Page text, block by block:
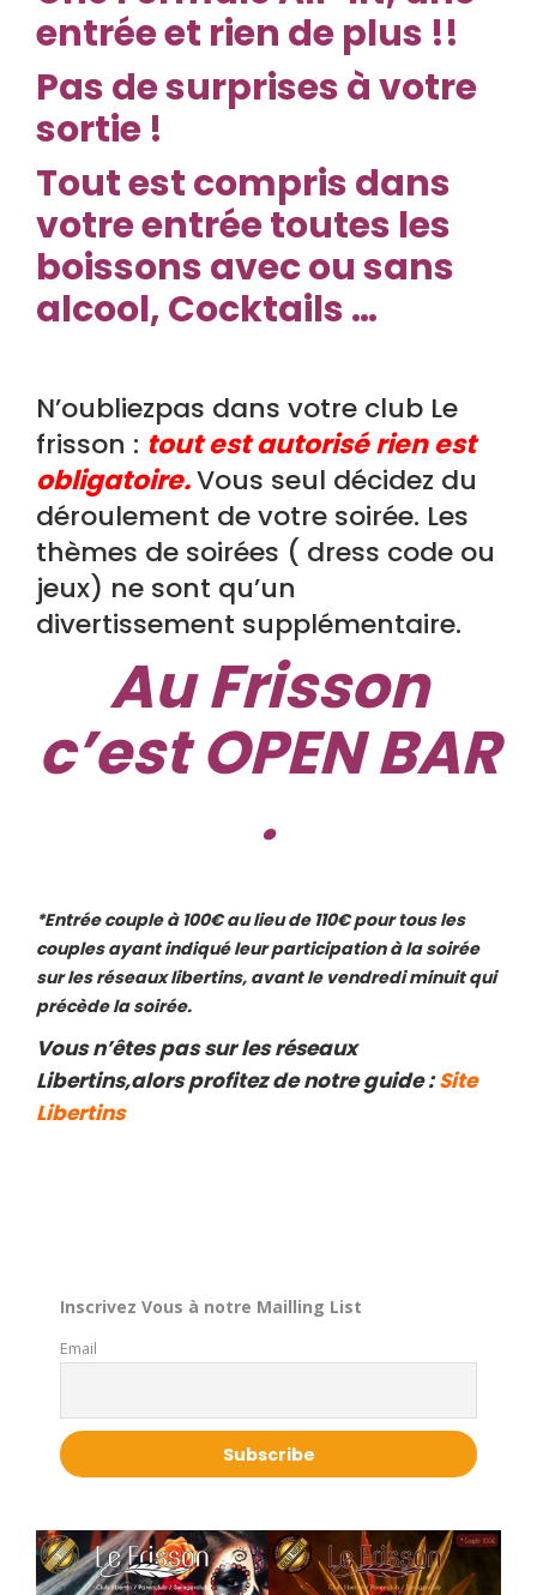
entrée et rien de plus !!
Pas de surprises à votre
sortie !
Tout est compris dans
votre entrée toutes les
boissons avec ou sans
alcool, Cocktails …
N’oubliezpas dans votre club Le
frisson : tout est autorisé rien est
obligatoire.Vous seul décidez du
déroulement de votre soirée. Les
thèmes de soirées ( dress code ou
jeux) ne sont qu’un
divertissement supplémentaire.
Au Frisson
c’est OPEN BAR
.
*Entrée couple à 100€ au lieu de 110€ pour tous les
couples ayant indiqué leur participation à la soirée
sur les réseaux libertins, avant le vendredi minuit qui
précède la soirée.
Vous n’êtes pas sur les réseaux
Libertins,alors profitez de notre guide :Site
Libertins
Inscrivez Vous à notre Mailling List
Email